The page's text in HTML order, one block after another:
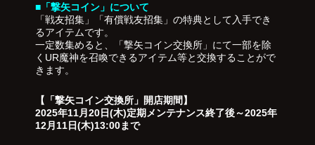
■「撃矢コイン」について
「戦友招集」「有償戦友招集」の特典として入手でき
るアイテムです。
一定数集めると、「撃矢コイン交換所」にて一部を除
くUR魔神を召喚できるアイテム等と交換することがで
きます。
【「撃矢コイン交換所」開店期間】
2025年11月20日(木)定期メンテナンス終了後～2025年
12月11日(木)13:00まで